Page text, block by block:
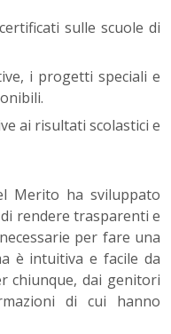
sulle scuole di
i progetti speciali e
ai risultati scolastici e
Merito ha sviluppato
rendere trasparenti e
per fare una
è intuitiva e facile da
chiunque, dai genitori
di cui hanno